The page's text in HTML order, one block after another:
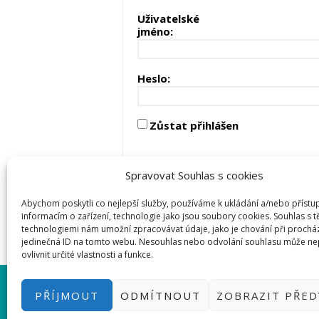
Spravovat Souhlas s cookies
Abychom poskytli co nejlepší služby, používáme k ukládání a/nebo
informacím o zařízení, technologie jako jsou soubory cookies. Souhlas s
technologiemi nám umožní zpracovávat údaje, jako je chování při
jedinečná ID na tomto webu. Nesouhlas nebo odvolání souhlasu může
ovlivnit určité vlastnosti a funkce.
PŘÍJMOUT ODMÍTNOUT ZOBRAZIT
Uživatelské
jméno:
Heslo:
Zůstat přihlášen
PŘIHLÁSIT SE|
BASTLÍRNU PROVOZUJE E-SHOP